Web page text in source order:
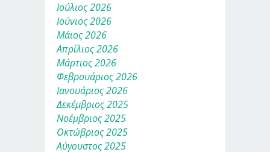
Ιούλιος 2026
Ιούνιος 2026
Μάιος 2026
Απρίλιος 2026
Μάρτιος 2026
Φεβρουάριος 2026
Ιανουάριος 2026
Δεκέμβριος 2025
Νοέμβριος 2025
Οκτώβριος 2025
Αύγουστος 2025